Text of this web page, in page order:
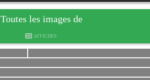
Toutes les images de
53 AFFICHES